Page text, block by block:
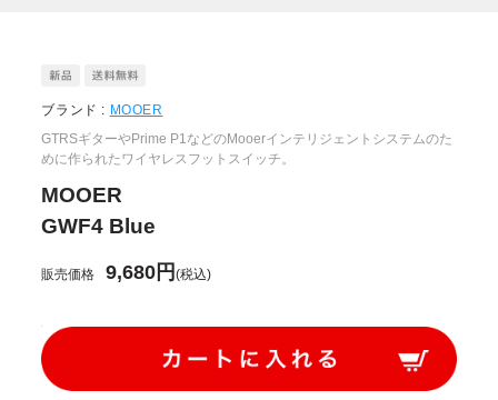
ブランド : MOOER
GTRSギターやPrime P1などのMooerインテリジェントシステムのた
めに作られたワイヤレスフットスイッチ。
MOOER
GWF4 Blue
販売価格 9,680円(税込)